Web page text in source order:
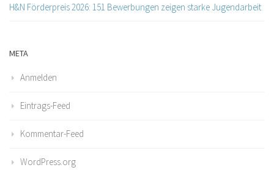
H&N Förderpreis 2026: 151 Bewerbungen zeigen starke Jugendarbeit
META
Anmelden
Eintrags-Feed
Kommentar-Feed
WordPress.org